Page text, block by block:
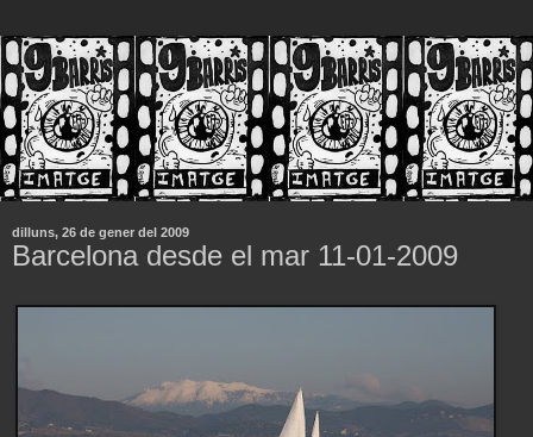
dilluns, 26 de gener del 2009
Barcelona desde el mar 11-01-2009